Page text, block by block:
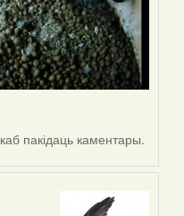
каб пакідаць каментары.